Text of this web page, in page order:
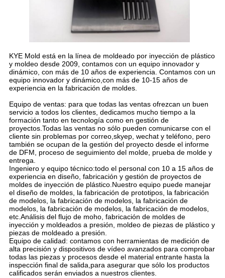
KYE Mold está en la línea de moldeado por inyección de plástico
y moldeo desde 2009, contamos con un equipo innovador y
dinámico, con más de 10 años de experiencia. Contamos con un
equipo innovador y dinámico,con más de 10-15 años de
experiencia en la fabricación de moldes.
Equipo de ventas: para que todas las ventas ofrezcan un buen
servicio a todos los clientes, dedicamos mucho tiempo a la
formación tanto en tecnología como en gestión de
proyectos.Todas las ventas no sólo pueden comunicarse con el
cliente sin problemas por correo,skyep, wechat y teléfono, pero
también se ocupan de la gestión del proyecto desde el informe
de DFM, proceso de seguimiento del molde, prueba de molde y
entrega.
Ingeniero y equipo técnico:todo el personal con 10 a 15 años de
experiencia en diseño, fabricación y gestión de proyectos de
moldes de inyección de plástico.Nuestro equipo puede manejar
el diseño de moldes, la fabricación de prototipos, la fabricación
de modelos, la fabricación de modelos, la fabricación de
modelos, la fabricación de modelos, la fabricación de modelos,
etc.Análisis del flujo de moho, fabricación de moldes de
inyección y moldeados a presión, moldeo de piezas de plástico y
piezas de moldeado a presión.
Equipo de calidad: contamos con herramientas de medición de
alta precisión y dispositivos de vídeo avanzados para comprobar
todas las piezas y procesos desde el material entrante hasta la
inspección final de salida,para asegurar que sólo los productos
calificados serán enviados a nuestros clientes.